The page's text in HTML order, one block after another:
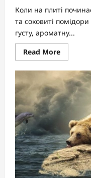
Коли на плиті
та соковиті
густу, ароматну...
Read MoreRead
more
ікра
рецепт
секрети
смаку